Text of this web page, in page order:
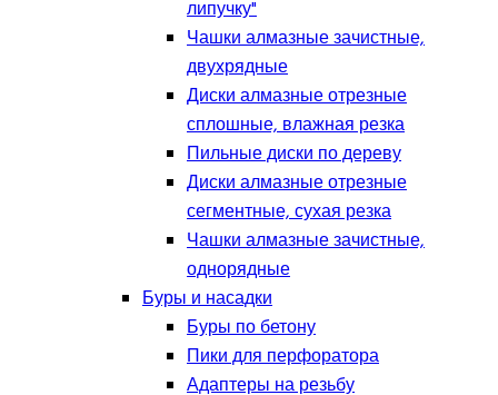
липучку"
Чашки алмазные зачистные,
двухрядные
Диски алмазные отрезные
сплошные, влажная резка
Пильные диски по дереву
Диски алмазные отрезные
сегментные, сухая резка
Чашки алмазные зачистные,
однорядные
Буры и насадки
Буры по бетону
Пики для перфоратора
Адаптеры на резьбу